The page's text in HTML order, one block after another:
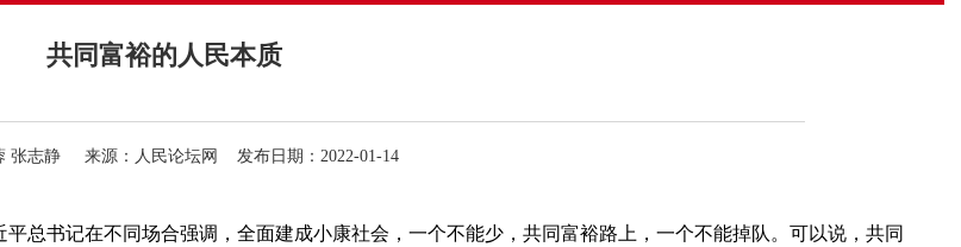
共同富裕的人民本质
张志静 来源：人民论坛网 发布日期：2022-01-14
总书记在不同场合强调，全面建成小康社会，一个不能少，共同富裕路上，一个不能掉队。可以说，共同